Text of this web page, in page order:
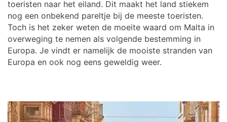
toeristen naar het eiland. Dit maakt het land stiekem
nog een onbekend pareltje bij de meeste toeristen.
Toch is het zeker weten de moeite waard om Malta in
overweging te nemen als volgende bestemming in
Europa. Je vindt er namelijk de mooiste stranden van
Europa en ook nog eens geweldig weer.